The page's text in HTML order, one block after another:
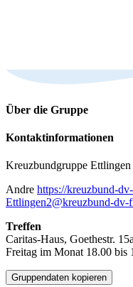
Über die Gruppe
Kontakt­informationen
Kreuzbundgruppe Ettlingen
Andre https://kreuzbund-
Ettlingen2@kreuzbund-dv-
Treffen
Caritas-Haus, Goethestr.
Freitag im Monat 18.00 bis
Gruppendaten kopieren